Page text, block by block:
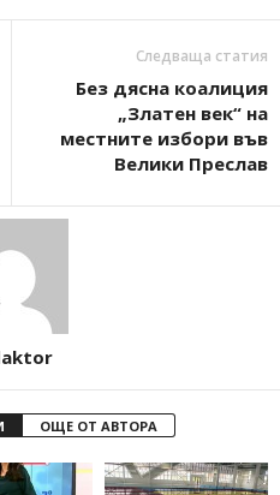
Следваща статия
Без дясна коалиция
„Златен век“ на
местните избори във
Велики Преслав
ОЩЕ ОТ АВТОРА